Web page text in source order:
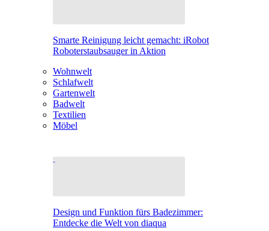
Smarte Reinigung leicht gemacht: iRobot
Roboterstaubsauger in Aktion
Wohnwelt
Schlafwelt
Gartenwelt
Badwelt
Textilien
Möbel
Design und Funktion fürs Badezimmer:
Entdecke die Welt von diaqua